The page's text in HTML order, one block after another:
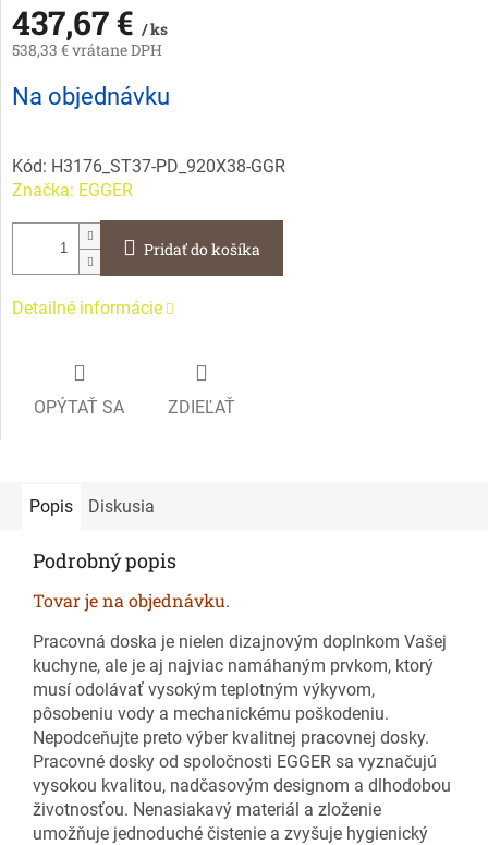
437,67 € / ks
538,33 € vrátane DPH
Jednotková
cena:
Na objednávku
Kód: H3176_ST37-PD_920X38-GGR
Značka: EGGER
Pridať do košíka
Detailné informácie
OPÝTAŤ SA ZDIEĽAŤ
Popis Diskusia
Podrobný popis
Tovar je na objednávku.
Pracovná doska je nielen dizajnovým doplnkom Vašej
kuchyne, ale je aj najviac namáhaným prvkom, ktorý
musí odolávať vysokým teplotným výkyvom,
pôsobeniu vody a mechanickému poškodeniu.
Nepodceňujte preto výber kvalitnej pracovnej dosky.
Pracovné dosky od spoločnosti EGGER sa vyznačujú
vysokou kvalitou, nadčasovým designom a dlhodobou
životnosťou. Nenasiakavý materiál a zloženie
umožňuje jednoduché čistenie a zvyšuje hygienický